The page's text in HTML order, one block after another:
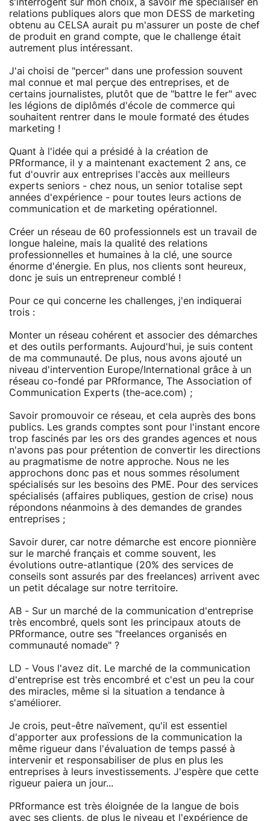
s'interrogent sur mon choix, à savoir me spécialiser en
relations publiques alors que mon DESS de marketing
obtenu au CELSA aurait pu m'assurer un poste de chef
de produit en grand compte, que le challenge était
autrement plus intéressant.
J'ai choisi de "percer" dans une profession souvent
mal connue et mal perçue des entreprises, et de
certains journalistes, plutôt que de "battre le fer" avec
les légions de diplômés d'école de commerce qui
souhaitent rentrer dans le moule formaté des études
marketing !
Quant à l'idée qui a présidé à la création de
PRformance, il y a maintenant exactement 2 ans, ce
fut d'ouvrir aux entreprises l'accès aux meilleurs
experts seniors - chez nous, un senior totalise sept
années d'expérience - pour toutes leurs actions de
communication et de marketing opérationnel.
Créer un réseau de 60 professionnels est un travail de
longue haleine, mais la qualité des relations
professionnelles et humaines à la clé, une source
énorme d'énergie. En plus, nos clients sont heureux,
donc je suis un entrepreneur comblé !
Pour ce qui concerne les challenges, j'en indiquerai
trois :
Monter un réseau cohérent et associer des démarches
et des outils performants. Aujourd'hui, je suis content
de ma communauté. De plus, nous avons ajouté un
niveau d'intervention Europe/International grâce à un
réseau co-fondé par PRformance, The Association of
Communication Experts (the-ace.com) ;
Savoir promouvoir ce réseau, et cela auprès des bons
publics. Les grands comptes sont pour l'instant encore
trop fascinés par les ors des grandes agences et nous
n'avons pas pour prétention de convertir les directions
au pragmatisme de notre approche. Nous ne les
approchons donc pas et nous sommes résolument
spécialisés sur les besoins des PME. Pour des services
spécialisés (affaires publiques, gestion de crise) nous
répondons néanmoins à des demandes de grandes
entreprises ;
Savoir durer, car notre démarche est encore pionnière
sur le marché français et comme souvent, les
évolutions outre-atlantique (20% des services de
conseils sont assurés par des freelances) arrivent avec
un petit décalage sur notre territoire.
AB - Sur un marché de la communication d'entreprise
très encombré, quels sont les principaux atouts de
PRformance, outre ses "freelances organisés en
communauté nomade" ?
LD - Vous l'avez dit. Le marché de la communication
d'entreprise est très encombré et c'est un peu la cour
des miracles, même si la situation a tendance à
s'améliorer.
Je crois, peut-être naïvement, qu'il est essentiel
d'apporter aux professions de la communication la
même rigueur dans l'évaluation de temps passé à
intervenir et responsabiliser de plus en plus les
entreprises à leurs investissements. J'espère que cette
rigueur paiera un jour...
PRformance est très éloignée de la langue de bois
avec ses clients, de plus le niveau et l'expérience de